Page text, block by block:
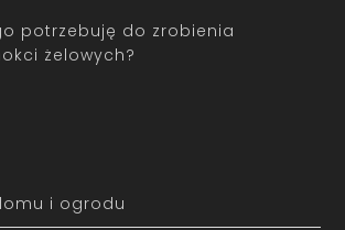
potrzebuję do zrobienia
żelowych?
i ogrodu